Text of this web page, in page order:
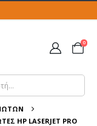
0
HP LASERJET PRO